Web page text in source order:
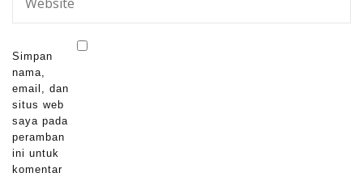
Simpan
nama,
email, dan
situs web
saya pada
peramban
ini untuk
komentar